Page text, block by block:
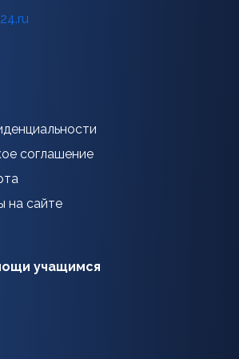
соглашение
на сайте
учащимся